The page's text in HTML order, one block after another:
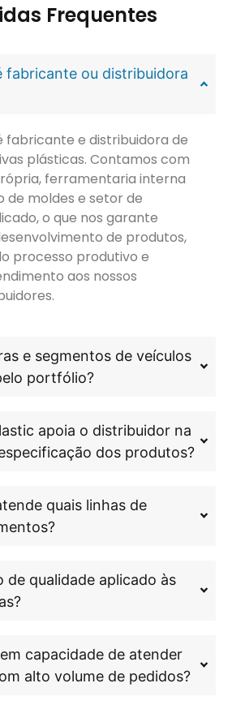
Frequentes
fabricante ou distribuidora
fabricante e distribuidora de
plásticas. Contamos com
ferramentaria interna
de moldes e setor de
o que nos garante
de produtos,
processo produtivo e
aos nossos
e segmentos de veículos
portfólio?
apoia o distribuidor na
dos produtos?
quais linhas de
de qualidade aplicado às
capacidade de atender
alto volume de pedidos?